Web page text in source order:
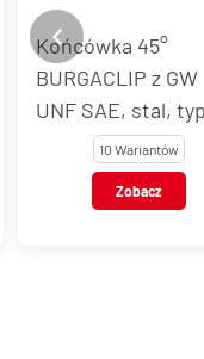
Końcówka 90°
BURGACLIP z GW
UNF SAE, stal, typ
10 Wariantów
Zobacz